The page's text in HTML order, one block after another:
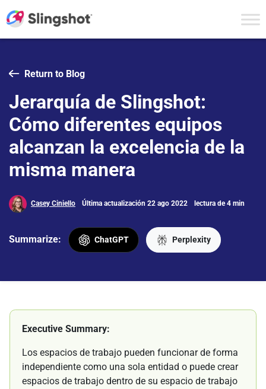
Return to Blog
Jerarquía de Slingshot:
Cómo diferentes equipos
alcanzan la excelencia de la
misma manera
Casey Ciniello Última actualización 22 ago 2022 lectura de 4 min
Summarize: ChatGPT Perplexity
Executive Summary:
Los espacios de trabajo pueden funcionar de forma
independiente como una sola entidad o puede crear
espacios de trabajo dentro de su espacio de trabajo